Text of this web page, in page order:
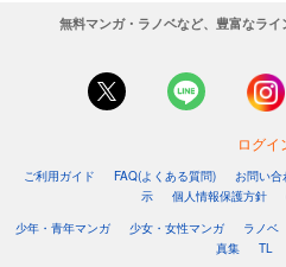
無料マンガ・ラノベなど、豊富なライ
ログイ
ご利用ガイド FAQ(よくある質問) お問い合
示
個人情報保護方針
少年・青年マンガ
少女・女性マンガ ラノベ
真集
TL